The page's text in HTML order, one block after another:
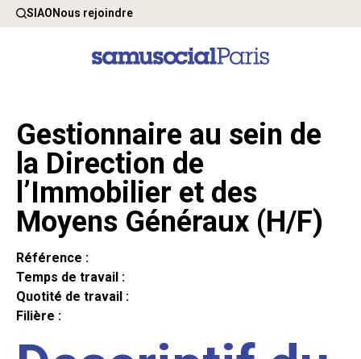
SIAONous rejoindre
Gestionnaire au sein de
la Direction de
l’Immobilier et des
Moyens Généraux (H/F)
Référence :
Temps de travail :
Quotité de travail :
Filière :